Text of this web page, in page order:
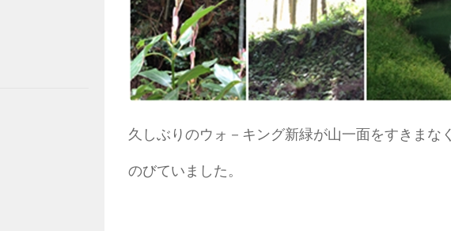
久しぶりのウォ－キング新緑が山一面をすきまな
のびていました。